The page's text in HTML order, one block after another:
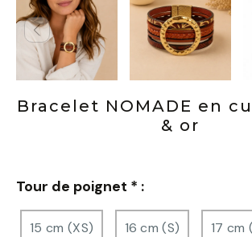
Bracelet NOMADE en
& or
Tour de poignet * :
15 cm (XS) 16 cm (S) 17 cm